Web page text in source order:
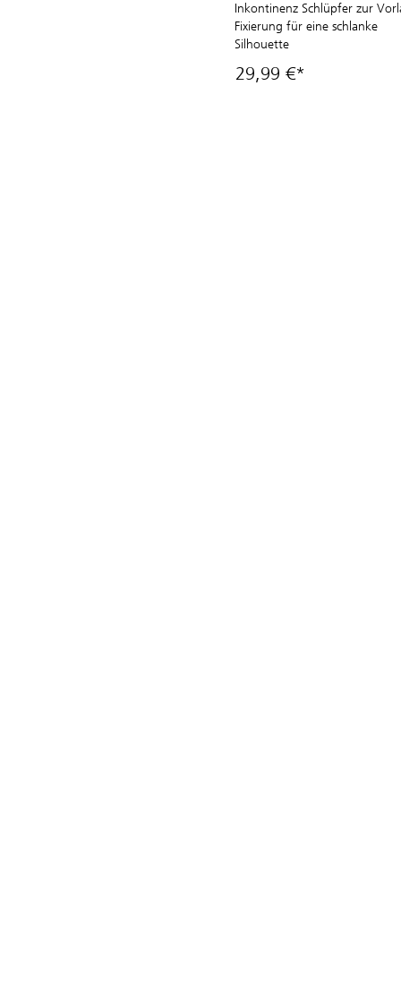
Inkontinenz Schlüpfer zur
Fixierung für eine schlanke
Silhouette
29,99 €*